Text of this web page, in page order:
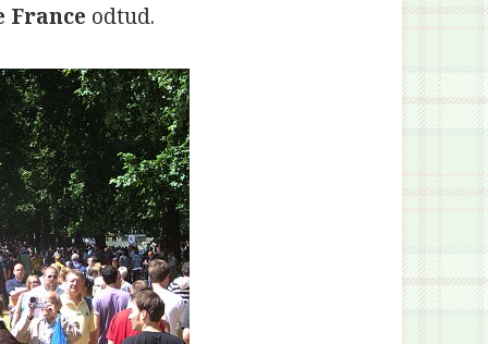
France odtud.